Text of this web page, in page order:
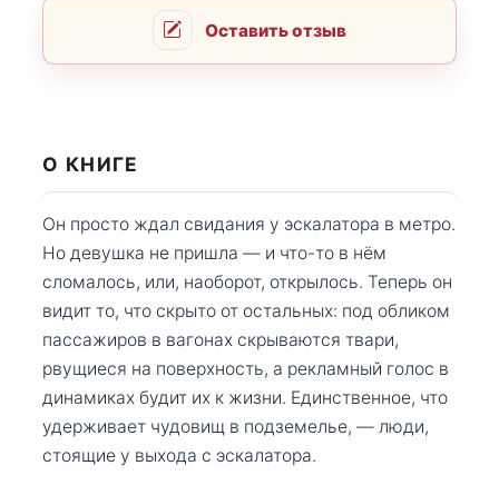
Оставить отзыв
О КНИГЕ
Он просто ждал свидания у эскалатора в метро.
Но девушка не пришла — и что-то в нём
сломалось, или, наоборот, открылось. Теперь он
видит то, что скрыто от остальных: под обликом
пассажиров в вагонах скрываются твари,
рвущиеся на поверхность, а рекламный голос в
динамиках будит их к жизни. Единственное, что
удерживает чудовищ в подземелье, — люди,
стоящие у выхода с эскалатора.